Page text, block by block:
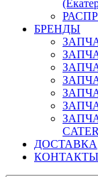
БРЕНДЫ
ДОСТАВКА
КОНТАКТЫ